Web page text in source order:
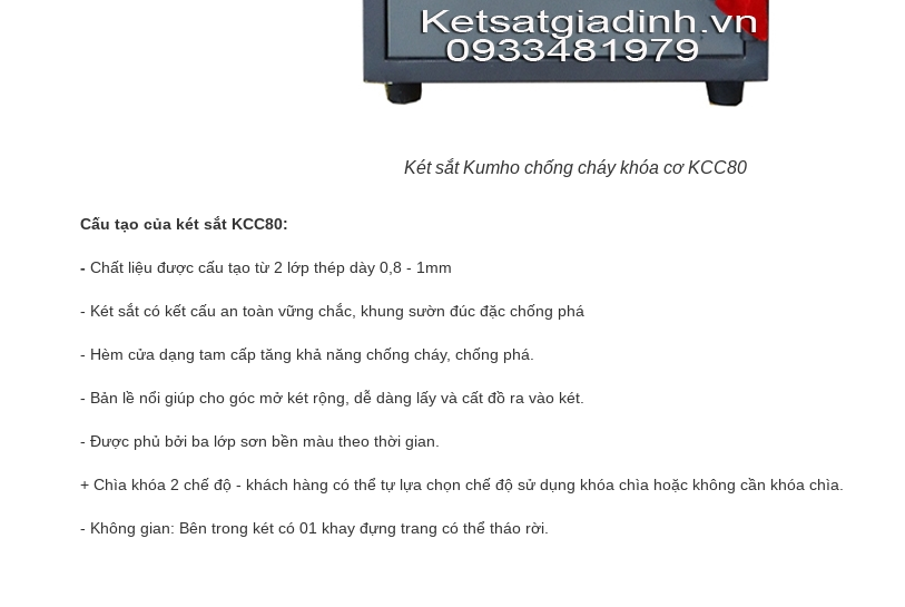
Két sắt Kumho chống cháy khóa cơ KCC80
Cấu tạo của két sắt KCC80:
- Chất liệu được cấu tạo từ 2 lớp thép dày 0,8 - 1mm
- Két sắt có kết cấu an toàn vững chắc, khung s­ườn đúc đặc chống phá
- Hèm cửa dạng tam cấp tăng khả năng chống cháy, chống phá.
- Bản lề nổi giúp cho góc mở két rộng, dễ dàng lấy và cất đồ ra vào két.
- Được phủ bởi ba lớp sơn bền màu theo thời gian.
+ Chìa khóa 2 chế độ - khách hàng có thể tự lựa chọn chế độ sử dụng khóa chìa hoặc không cần khóa chìa.
- Không gian: Bên trong két có 01 khay đựng trang có thể tháo rời.